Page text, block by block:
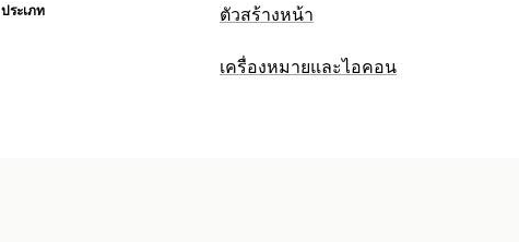
ประเภท ตัวสร้างหน้า
ประเภทหน้า
เครื่องหมายและไอคอน